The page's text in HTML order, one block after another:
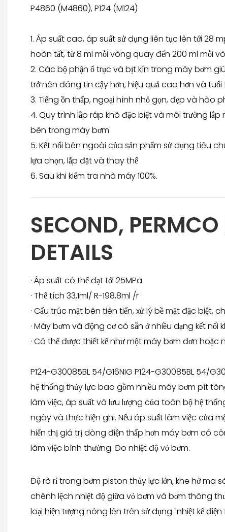
P4860 (M4860), P124 (M124)
1. Áp suất cao, áp suất sử dụng liên tục lên tới 28
hoàn tất, từ 8 ml mỗi vòng quay đến 200 ml mỗi
2. Các bộ phận ổ trục và bịt kín trong máy bơm
trở nên đáng tin cậy hơn, hiệu quả cao hơn và tuổi
3. Tiếng ồn thấp, ngoại hình nhỏ gọn, đẹp và hào
4. Quy trình lắp ráp khô đặc biệt và môi trường lắp
bên trong máy bơm
5. Kết nối bên ngoài của sản phẩm sử dụng tiêu
lựa chọn, lắp đặt và thay thế
6. Sau khi kiểm tra nhà máy 100%.
SECOND,
DETAILS
· Áp suất có thể đạt tới 25MPa
· Thể tích 33,1ml/ R-198,8ml /r
· Cấu trúc mặt bên tiên tiến, xử lý bề mặt đặc
· Máy bơm và động cơ có sẵn ở nhiều dạng kết
· Có thể được thiết kế như một máy bơm đơn hoặc
P124-G30085BL 54/G16NIG P124-G30085BL 54/
hệ thống thủy lực bao gồm nhiều máy bơm pít
làm việc, áp suất và lưu lượng của toàn bộ hệ
ngày và thực hiện ghi. Nếu áp suất làm việc của
hiển thị giá trị dòng điện thấp hơn máy bơm có
làm việc bình thường. Đo nhiệt độ vỏ bơm.
Độ rò rỉ trong bơm piston thủy lực lớn, khe hở ma
chênh lệch nhiệt độ giữa vỏ bơm và bơm thông
loại hiện tượng nóng lên trên sử dụng "nhiệt kế